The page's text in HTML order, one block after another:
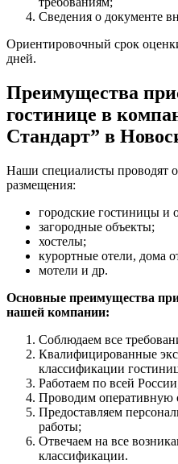
Сведения о документе
Ориентировочный срок
дней.
Преимущества
гостинице в
Стандарт” в
Наши специалисты проводят
размещения:
городские гостиницы и
загородные объекты;
хостелы;
курортные отели, дома
мотели и др.
Основные преимущества при
нашей компании:
Соблюдаем все
Квалифицированные
классификации
Работаем по всей
Проводим оперативную
Предоставляем
работы;
Отвечаем на все
классификации.